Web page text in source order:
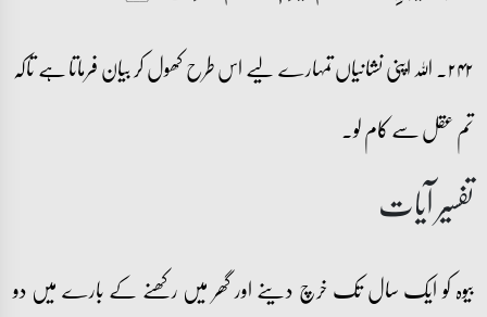
۲۴۲۔ اللہ اپنی نشانیاں تمہارے لیے اس طرح کھول کر بیان فرماتا ہے تاکہ
تم عقل سے کام لو۔
تفسیر آیات
بیوہ کو ایک سال تک خرچ دینے اور گھر میں رکھنے کے بارے میں دو